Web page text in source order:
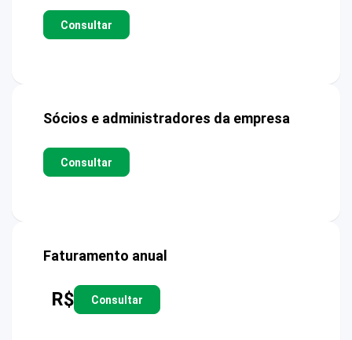
Consultar
Sócios e administradores da empresa
Consultar
Faturamento anual
R$ Consultar